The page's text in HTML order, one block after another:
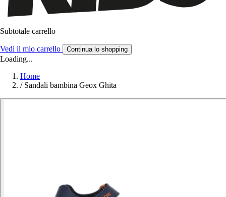
Subtotale carrello
Vedi il mio carrello Continua lo shopping
Loading...
Home
/ Sandali bambina Geox Ghita